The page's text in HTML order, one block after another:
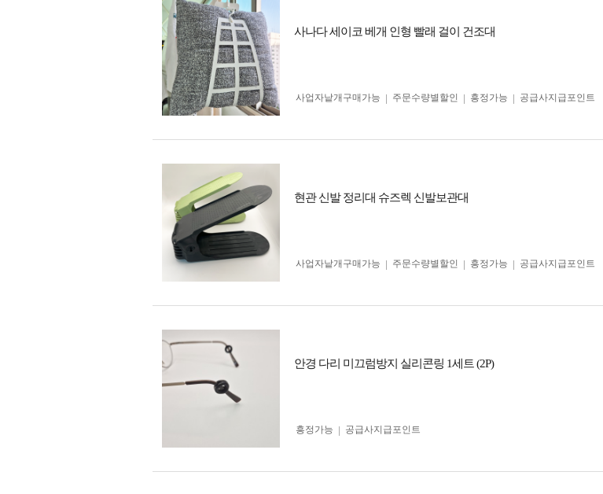
사나다 세이코 베개 인형 빨래 걸이 건조대
사업자 낱개구매가능
주문수량별할인 흥정가능 공급사지급포인트
현관 신발 정리대 슈즈렉 신발보관대
사업자 낱개구매가능
주문수량별할인 흥정가능 공급사지급포인트
안경 다리 미끄럼방지 실리콘링 1세트 (2P)
흥정가능 공급사지급포인트